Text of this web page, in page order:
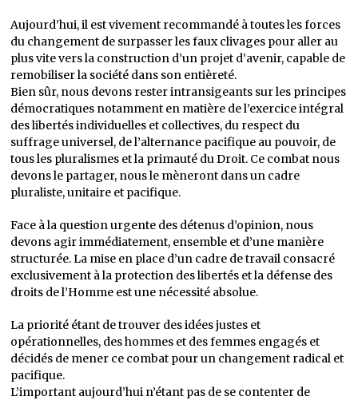
Aujourd’hui, il est vivement recommandé à toutes les forces
du changement de surpasser les faux clivages pour aller au
plus vite vers la construction d’un projet d’avenir, capable de
remobiliser la société dans son entièreté.
Bien sûr, nous devons rester intransigeants sur les principes
démocratiques notamment en matière de l’exercice intégral
des libertés individuelles et collectives, du respect du
suffrage universel, de l’alternance pacifique au pouvoir, de
tous les pluralismes et la primauté du Droit. Ce combat nous
devons le partager, nous le mèneront dans un cadre
pluraliste, unitaire et pacifique.
Face à la question urgente des détenus d’opinion, nous
devons agir immédiatement, ensemble et d’une manière
structurée. La mise en place d’un cadre de travail consacré
exclusivement à la protection des libertés et la défense des
droits de l’Homme est une nécessité absolue.
La priorité étant de trouver des idées justes et
opérationnelles, des hommes et des femmes engagés et
décidés de mener ce combat pour un changement radical et
pacifique.
L’important aujourd’hui n’étant pas de se contenter de